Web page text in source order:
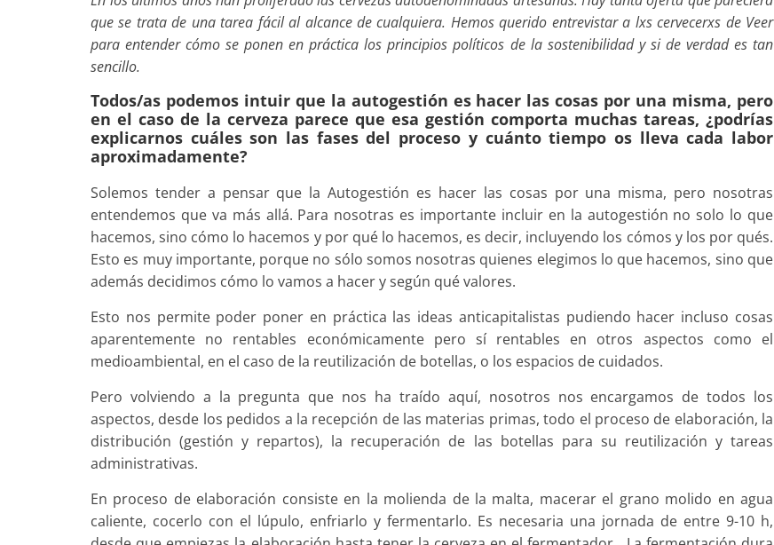
que se trata de una tarea fácil al alcance de cualquiera. Hemos querido entrevistar a lxs cervecerxs de Veer
para entender cómo se ponen en práctica los principios políticos de la sostenibilidad y si de verdad es tan
sencillo.
Todos/as podemos intuir que la autogestión es hacer las cosas por una misma, pero
en el caso de la cerveza parece que esa gestión comporta muchas tareas, ¿podrías
explicarnos cuáles son las fases del proceso y cuánto tiempo os lleva cada labor
aproximadamente?
Solemos tender a pensar que la Autogestión es hacer las cosas por una misma, pero nosotras
entendemos que va más allá. Para nosotras es importante incluir en la autogestión no solo lo que
hacemos, sino cómo lo hacemos y por qué lo hacemos, es decir, incluyendo los cómos y los por qués.
Esto es muy importante, porque no sólo somos nosotras quienes elegimos lo que hacemos, sino que
además decidimos cómo lo vamos a hacer y según qué valores.
Esto nos permite poder poner en práctica las ideas anticapitalistas pudiendo hacer incluso cosas
aparentemente no rentables económicamente pero sí rentables en otros aspectos como el
medioambiental, en el caso de la reutilización de botellas, o los espacios de cuidados.
Pero volviendo a la pregunta que nos ha traído aquí, nosotros nos encargamos de todos los
aspectos, desde los pedidos a la recepción de las materias primas, todo el proceso de elaboración, la
distribución (gestión y repartos), la recuperación de las botellas para su reutilización y tareas
administrativas.
En proceso de elaboración consiste en la molienda de la malta, macerar el grano molido en agua
caliente, cocerlo con el lúpulo, enfriarlo y fermentarlo. Es necesaria una jornada de entre 9-10 h,